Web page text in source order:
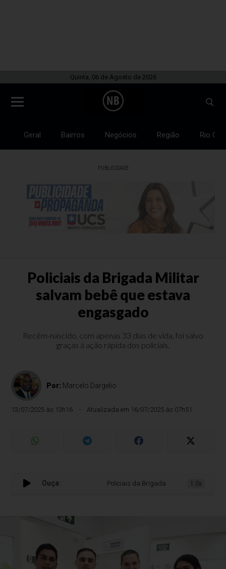
Quinta, 06 de Agosto de 2026
Geral Bairros Negócios Região Rio
PUBLICIDADE
Policiais da Brigada Militar
salvam bebê que estava
engasgado
Recém-nascido, com apenas 33 dias de vida, foi salvo
graças à ação rápida dos policiais.
Por: Marcelo Dargelio
13/07/2025 às 13h16 Atualizada em 16/07/2025 às 07h51
Ouça: Policiais da Brigada Militar salvam bebê
1.0x